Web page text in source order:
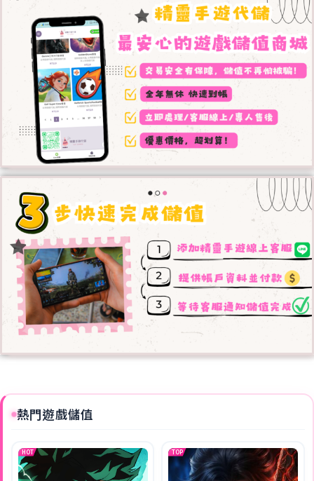
熱門遊戲儲值
HOT TOP